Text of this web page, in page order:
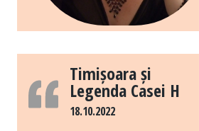
Timișoara și
Legenda Casei H
18.10.2022